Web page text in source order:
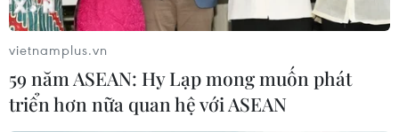
vietnamplus.vn
59 năm ASEAN: Hy Lạp mong muốn phát
triển hơn nữa quan hệ với ASEAN